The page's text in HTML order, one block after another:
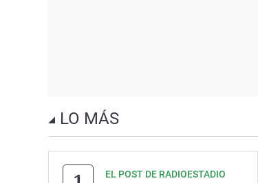
LO MÁS
EL POST DE RADIOESTADIO